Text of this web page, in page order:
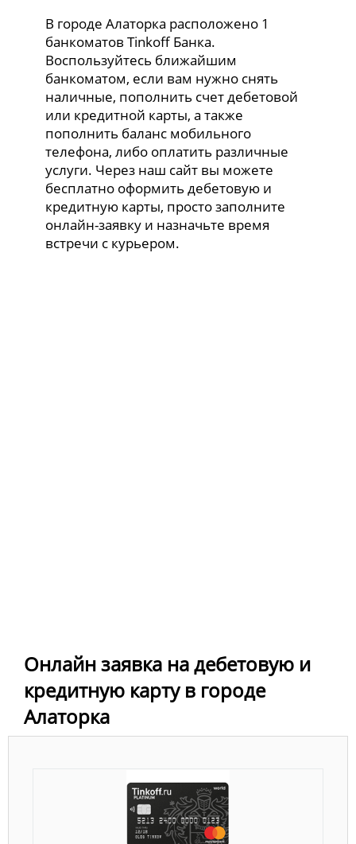
В городе Алаторка расположено 1
банкоматов Tinkoff Банка.
Воспользуйтесь ближайшим
банкоматом, если вам нужно снять
наличные, пополнить счет дебетовой
или кредитной карты, а также
пополнить баланс мобильного
телефона, либо оплатить различные
услуги. Через наш сайт вы можете
бесплатно оформить дебетовую и
кредитную карты, просто заполните
онлайн-заявку и назначьте время
встречи с курьером.
Онлайн заявка на дебетовую и
кредитную карту в городе
Алаторка